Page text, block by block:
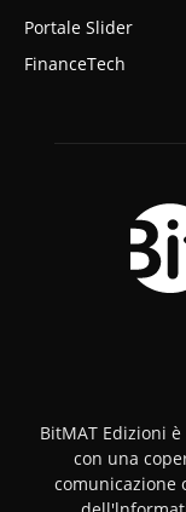
Portale Slider
FinanceTech
BitMAT Edizioni
con una
comunicazione